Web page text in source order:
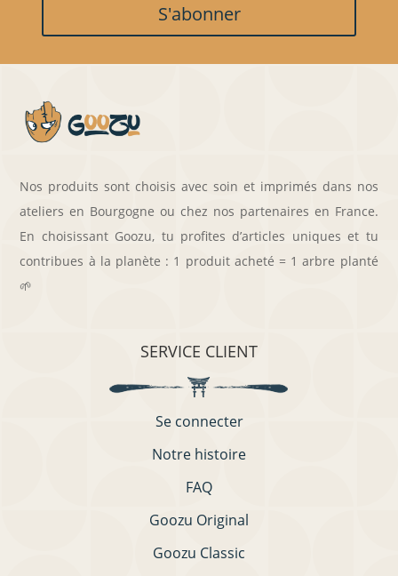
S'abonner
Nos produits sont choisis avec soin et imprimés dans nos
ateliers en Bourgogne ou chez nos partenaires en France.
En choisissant Goozu, tu profites d’articles uniques et tu
contribues à la planète : 1 produit acheté = 1 arbre planté
🌱
SERVICE CLIENT
Se connecter
Notre histoire
FAQ
Goozu Original
Goozu Classic